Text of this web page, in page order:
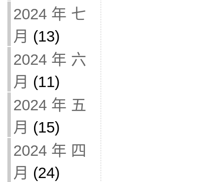
2024 年 七
月 (13)
2024 年 六
月 (11)
2024 年 五
月 (15)
2024 年 四
月 (24)